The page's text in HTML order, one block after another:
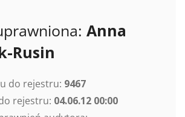
Anna
Rusin
do rejestru: 9467
rejestru: 04.06.12 00:00